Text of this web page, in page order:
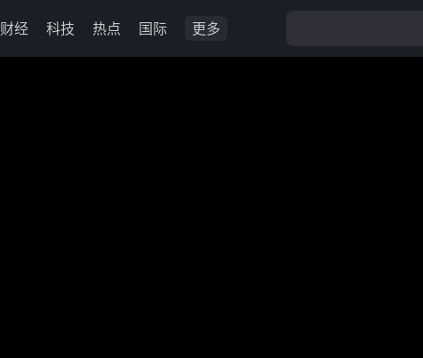
财经 科技 热点 国际 更多